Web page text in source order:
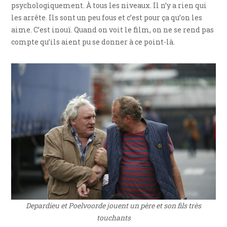
psychologiquement. À tous les niveaux. Il n’y a rien qui
les arrête. Ils sont un peu fous et c’est pour ça qu’on les
aime. C’est inouï. Quand on voit le film, on ne se rend pas
compte qu’ils aient pu se donner à ce point-là.
Depardieu et Poelvoorde jouent un père et son fils très
touchants